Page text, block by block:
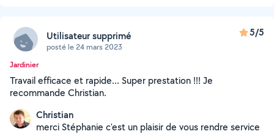
Utilisateur supprimé
posté le 24 mars 2023
5/5
Jardinier
Travail efficace et rapide... Super prestation !!! Je
recommande Christian.
Christian
merci Stéphanie c'est un plaisir de vous rendre service